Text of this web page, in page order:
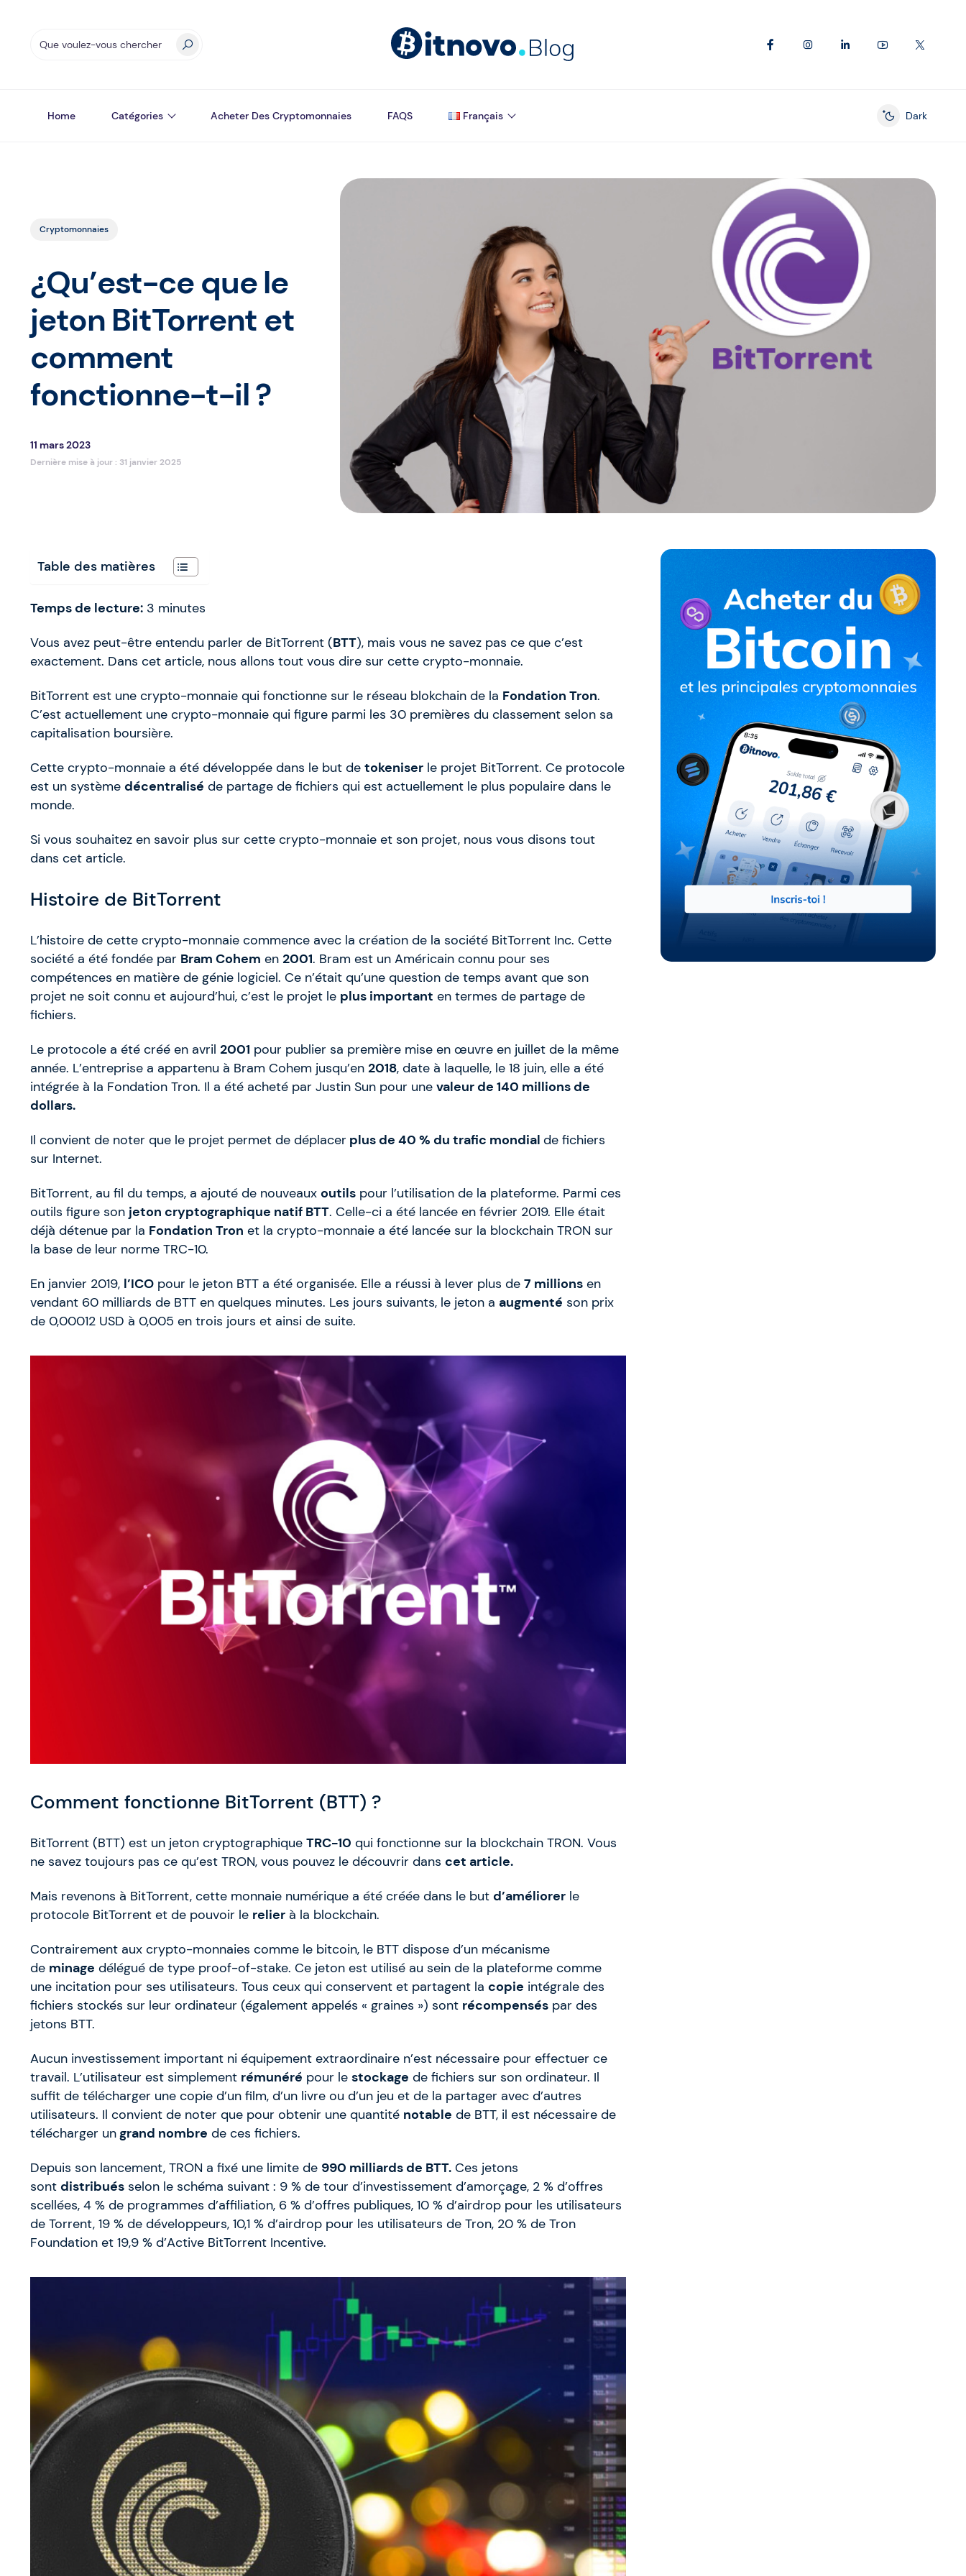
Home Catégories Acheter Des Cryptomonnaies FAQS Français
Enable dark
Dark
Cryptomonnaies
¿Qu’est-ce que le
jeton BitTorrent et
comment
fonctionne-t-il ?
11 mars 2023
Dernière mise à jour : 31 janvier 2025
Table des matières
Temps de lecture: 3 minutes
Vous avez peut-être entendu parler de BitTorrent (BTT), mais vous ne savez pas ce que c’est
exactement. Dans cet article, nous allons tout vous dire sur cette crypto-monnaie.
BitTorrent est une crypto-monnaie qui fonctionne sur le réseau blokchain de la Fondation Tron.
C’est actuellement une crypto-monnaie qui figure parmi les 30 premières du classement selon sa
capitalisation boursière.
Cette crypto-monnaie a été développée dans le but de tokeniser le projet BitTorrent. Ce protocole
est un système décentralisé de partage de fichiers qui est actuellement le plus populaire dans le
monde.
Si vous souhaitez en savoir plus sur cette crypto-monnaie et son projet, nous vous disons tout
dans cet article.
Histoire de BitTorrent
L’histoire de cette crypto-monnaie commence avec la création de la société BitTorrent Inc. Cette
société a été fondée par Bram Cohem en 2001. Bram est un Américain connu pour ses
compétences en matière de génie logiciel. Ce n’était qu’une question de temps avant que son
projet ne soit connu et aujourd’hui, c’est le projet le plus important en termes de partage de
fichiers.
Le protocole a été créé en avril 2001 pour publier sa première mise en œuvre en juillet de la même
année. L’entreprise a appartenu à Bram Cohem jusqu’en 2018, date à laquelle, le 18 juin, elle a été
intégrée à la Fondation Tron. Il a été acheté par Justin Sun pour une valeur de 140 millions de
dollars.
Il convient de noter que le projet permet de déplacer plus de 40 % du trafic mondial de fichiers
sur Internet.
BitTorrent, au fil du temps, a ajouté de nouveaux outils pour l’utilisation de la plateforme. Parmi ces
outils figure son jeton cryptographique natif BTT. Celle-ci a été lancée en février 2019. Elle était
déjà détenue par la Fondation Tron et la crypto-monnaie a été lancée sur la blockchain TRON sur
la base de leur norme TRC-10.
En janvier 2019, l’ICO pour le jeton BTT a été organisée. Elle a réussi à lever plus de 7 millions en
vendant 60 milliards de BTT en quelques minutes. Les jours suivants, le jeton a augmenté son prix
de 0,00012 USD à 0,005 en trois jours et ainsi de suite.
Comment fonctionne BitTorrent (BTT) ?
BitTorrent (BTT) est un jeton cryptographique TRC-10 qui fonctionne sur la blockchain TRON. Vous
ne savez toujours pas ce qu’est TRON, vous pouvez le découvrir dans cet article.
Mais revenons à BitTorrent, cette monnaie numérique a été créée dans le but d’améliorer le
protocole BitTorrent et de pouvoir le relier à la blockchain.
Contrairement aux crypto-monnaies comme le bitcoin, le BTT dispose d’un mécanisme
de minage délégué de type proof-of-stake. Ce jeton est utilisé au sein de la plateforme comme
une incitation pour ses utilisateurs. Tous ceux qui conservent et partagent la copie intégrale des
fichiers stockés sur leur ordinateur (également appelés « graines ») sont récompensés par des
jetons BTT.
Aucun investissement important ni équipement extraordinaire n’est nécessaire pour effectuer ce
travail. L’utilisateur est simplement rémunéré pour le stockage de fichiers sur son ordinateur. Il
suffit de télécharger une copie d’un film, d’un livre ou d’un jeu et de la partager avec d’autres
utilisateurs. Il convient de noter que pour obtenir une quantité notable de BTT, il est nécessaire de
télécharger ungrand nombre de ces fichiers.
Depuis son lancement, TRON a fixé une limite de 990 milliards de BTT. Ces jetons
sont distribués selon le schéma suivant : 9 % de tour d’investissement d’amorçage, 2 % d’offres
scellées, 4 % de programmes d’affiliation, 6 % d’offres publiques, 10 % d’airdrop pour les utilisateurs
de Torrent, 19 % de développeurs, 10,1 % d’airdrop pour les utilisateurs de Tron, 20 % de Tron
Foundation et 19,9 % d’Active BitTorrent Incentive.